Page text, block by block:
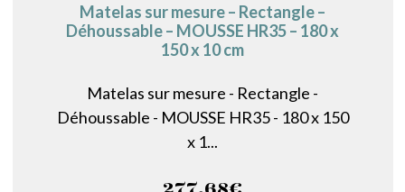
Matelas sur mesure – Rectangle –
Déhoussable – MOUSSE HR35 – 180 x
150 x 10 cm
Matelas sur mesure - Rectangle -
Déhoussable - MOUSSE HR35 - 180 x 150
x 1...